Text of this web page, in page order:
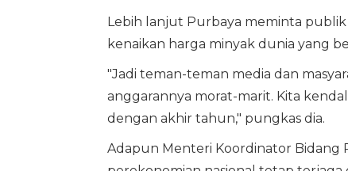
Lebih lanjut Purbaya meminta
kenaikan harga minyak dunia yang
"Jadi teman-teman media dan
anggarannya morat-marit. Kita
dengan akhir tahun," pungkas dia.
Adapun Menteri Koordinator Bidang